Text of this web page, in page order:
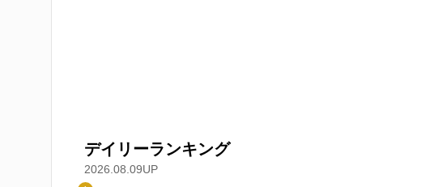
デイリーランキング
2026.08.09UP